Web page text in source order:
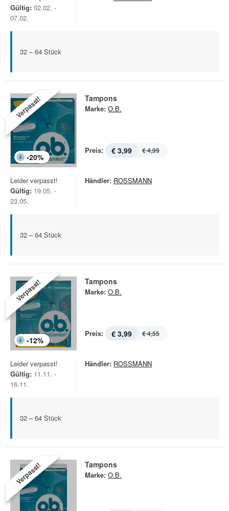
Gültig: 02.02. -
07.02.
32 – 64 Stück
Verpasst!
-20%
Tampons
Marke: O.B.
Preis: € 3,99 € 4,99
Leider verpasst!
Gültig: 19.05. -
23.05.
Händler: ROSSMANN
32 – 64 Stück
Verpasst!
-12%
Tampons
Marke: O.B.
Preis: € 3,99 € 4,55
Leider verpasst!
Gültig: 11.11. -
16.11.
Händler: ROSSMANN
32 – 64 Stück
Verpasst! Tampons
Marke: O.B.